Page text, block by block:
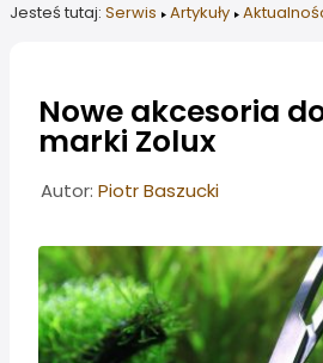
Jesteś tutaj: Serwis Artykuły
Nowe akcesoria
marki Zolux
Informacje o artykule
Autor: Piotr Baszucki